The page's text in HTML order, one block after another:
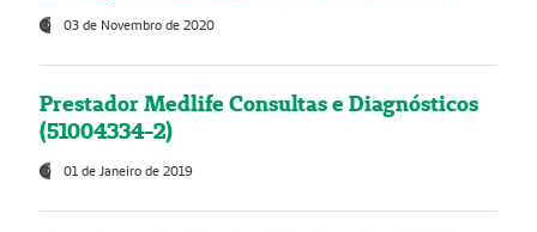
03 de Novembro de 2020
Prestador Medlife Consultas e Diagnósticos
(51004334-2)
01 de Janeiro de 2019